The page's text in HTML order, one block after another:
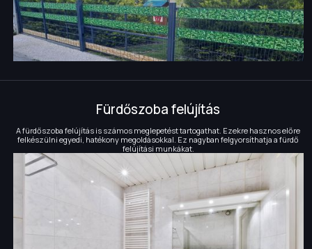
Fürdőszoba felújítás
A fürdőszoba felújítás is számos meglepetést tartogathat. Ezekre hasznos előre
felkészülni egyedi, hatékony megoldásokkal. Ez nagyban felgyorsíthatja a fürdő
felújítási munkákat.